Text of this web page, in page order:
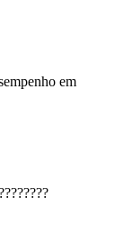
em